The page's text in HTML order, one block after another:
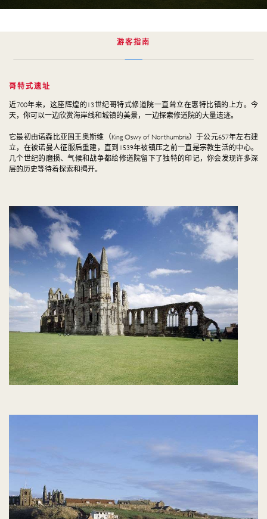
游客指南
哥特式遗址
近700年来，这座辉煌的13世纪哥特式修道院一直耸立在惠特比镇的上方。今
天，你可以一边欣赏海岸线和城镇的美景，一边探索修道院的大量遗迹。
它最初由诺森比亚国王奥斯维（King Oswy of Northumbria）于公元657年左右建
立，在被诺曼人征服后重建，直到1539年被镇压之前一直是宗教生活的中心。
几个世纪的磨损、气候和战争都给修道院留下了独特的印记，你会发现许多深
层的历史等待着探索和揭开。